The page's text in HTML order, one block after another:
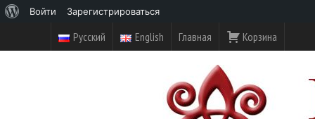
Русский English Главная Корзина
WordPress
Войти Зарегистрироваться